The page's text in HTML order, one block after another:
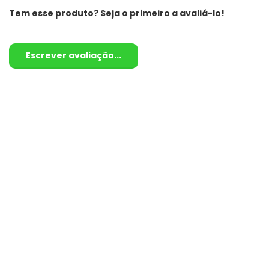
Tem esse produto? Seja o primeiro a avaliá-lo!
Escrever avaliação...